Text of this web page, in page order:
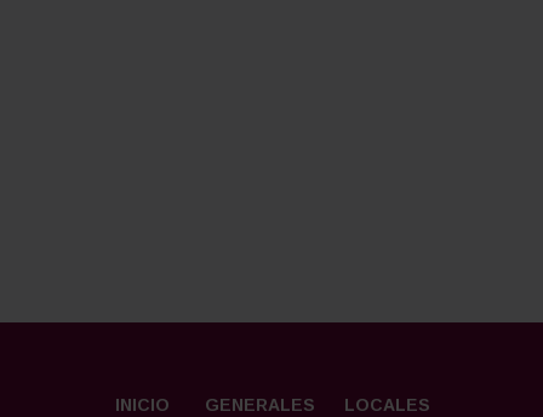
INICIO GENERALES LOCALES